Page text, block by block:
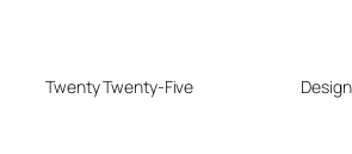
Twenty Twenty-Five